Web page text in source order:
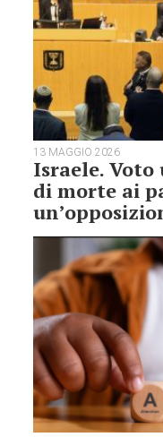
13 MAGGIO 2026
Israele.
di morte ai